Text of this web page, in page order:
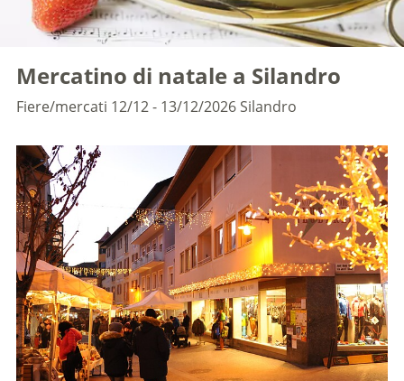
Mercatino di natale a Silandro
Fiere/mercati 12/12 - 13/12/2026Silandro